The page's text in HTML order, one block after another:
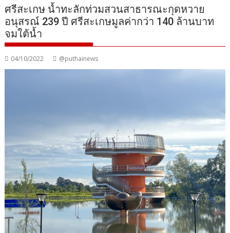
ศรีสะเกษ น้ำทะลักท่วมสวนสาธารณะกุดหวาย
อนุสรณ์ 239 ปี ศรีสะเกษมูลค่ากว่า 140 ล้านบาท
จมใต้น้ำ
04/10/2022 @puthainews